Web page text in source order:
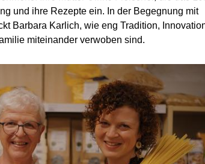
und ihre Rezepte ein. In der Begegnung mit
Barbara Karlich, wie eng Tradition,
miteinander verwoben sind.